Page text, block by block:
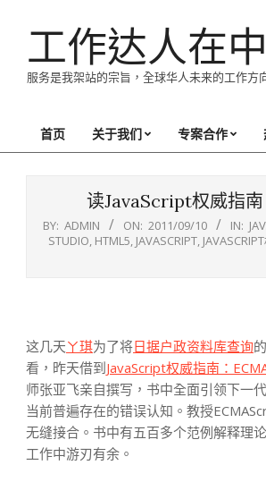
工作达人在
服务是我架站的宗旨，全球华人未来的工作方
Primary
首页 关于我们 专案合作
读JavaScript权威指
BY: ADMIN ON: 2011/09/10 IN:
STUDIO, HTML5, JAVASCRIPT,
这几天ㄚ琪为了将日据户政资料库查询
看，昨天借到JavaScript权威指南：
师张亚飞亲自撰写，书中全面引领下一
当前普遍存在的错误认知。教授
无缝接合。书中有五百多个范例解释理
工作中游刃有余。